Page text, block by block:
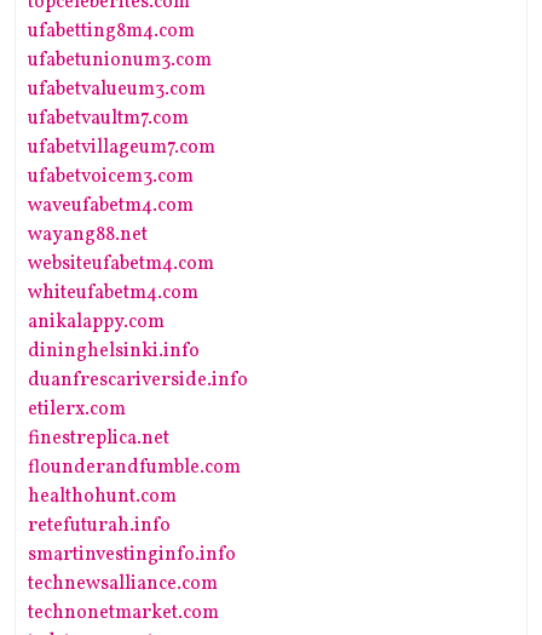
ufabetting8m4.com
ufabetunionum3.com
ufabetvalueum3.com
ufabetvaultm7.com
ufabetvillageum7.com
ufabetvoicem3.com
waveufabetm4.com
wayang88.net
websiteufabetm4.com
whiteufabetm4.com
anikalappy.com
dininghelsinki.info
duanfrescariverside.info
etilerx.com
finestreplica.net
flounderandfumble.com
healthohunt.com
retefuturah.info
smartinvestinginfo.info
technewsalliance.com
technonetmarket.com